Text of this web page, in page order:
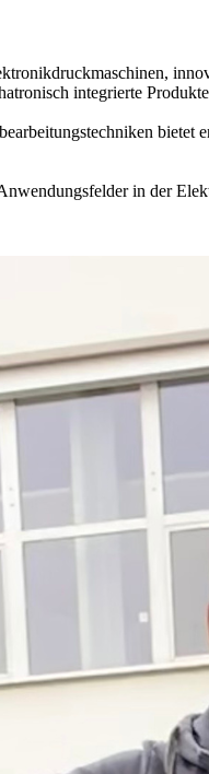
integrierte
bietet
in der